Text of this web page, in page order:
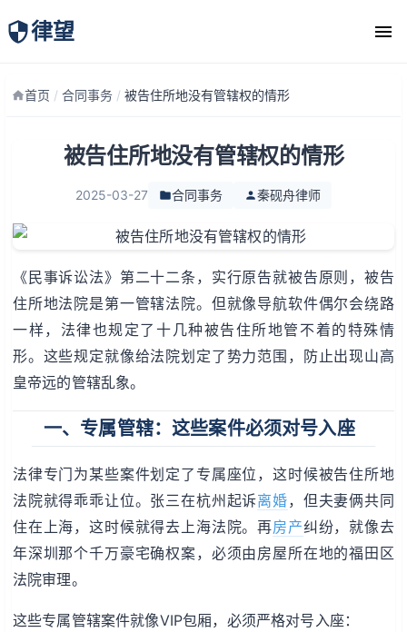
律望
律师团队
首页 / 合同事务 / 被告住所地没有管辖权的情形
被告住所地没有管辖权的情形
2025-03-27 合同事务 秦砚舟律师
《民事诉讼法》第二十二条，实行原告就被告原则，被告
住所地法院是第一管辖法院。但就像导航软件偶尔会绕路
一样，法律也规定了十几种被告住所地管不着的特殊情
形。这些规定就像给法院划定了势力范围，防止出现山高
皇帝远的管辖乱象。
一、专属管辖：这些案件必须对号入座
法律专门为某些案件划定了专属座位，这时候被告住所地
法院就得乖乖让位。张三在杭州起诉离婚，但夫妻俩共同
住在上海，这时候就得去上海法院。再房产纠纷，就像去
年深圳那个千万豪宅确权案，必须由房屋所在地的福田区
法院审理。
这些专属管辖案件就像VIP包厢，必须严格对号入座：